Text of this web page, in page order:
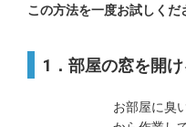
この方法を一度お試しくだ
1．部屋の窓を開け
お部屋に臭